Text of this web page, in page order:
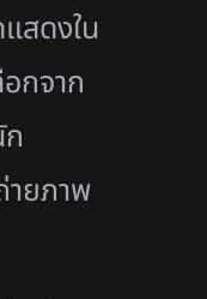
สดงใน
กจาก
ายภาพ